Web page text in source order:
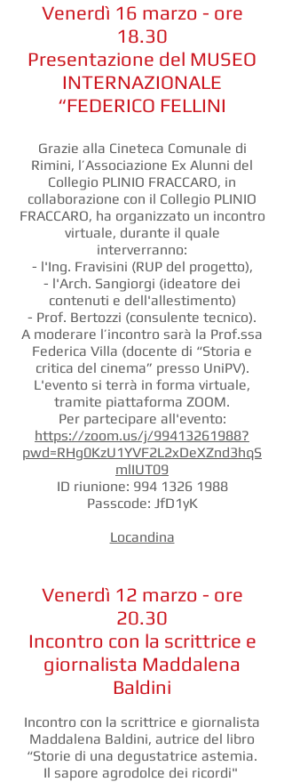
Venerdì 16 marzo - ore
18.30
Presentazione del MUSEO
INTERNAZIONALE
“FEDERICO FELLINI
Grazie alla Cineteca Comunale di
Rimini, l’Associazione Ex Alunni del
Collegio PLINIO FRACCARO, in
collaborazione con il Collegio PLINIO
FRACCARO, ha organizzato un incontro
virtuale, durante il quale
interverranno:
- l'Ing. Fravisini (RUP del progetto),
- l'Arch. Sangiorgi (ideatore dei
contenuti e dell'allestimento)
- Prof. Bertozzi (consulente tecnico).
A moderare l’incontro sarà la Prof.ssa
Federica Villa (docente di “Storia e
critica del cinema” presso UniPV).
L'evento si terrà in forma virtuale,
tramite piattaforma ZOOM.
Per partecipare all'evento:
https://zoom.us/j/99413261988?
pwd=RHg0KzU1YVF2L2xDeXZnd3hqS
mlIUT09
ID riunione: 994 1326 1988
Passcode: JfD1yK
Locandina
Venerdì 12 marzo - ore
20.30
Incontro con la scrittrice e
giornalista Maddalena
Baldini
Incontro con la scrittrice e giornalista
Maddalena Baldini, autrice del libro
“Storie di una degustatrice astemia.
Il sapore agrodolce dei ricordi"